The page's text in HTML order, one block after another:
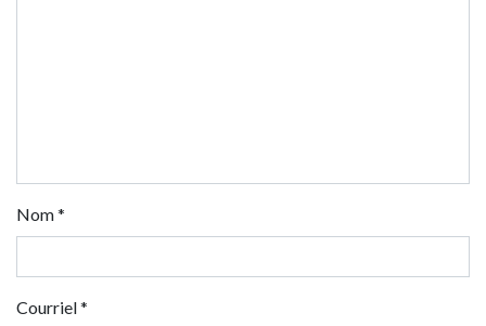
Nom*
Courriel*